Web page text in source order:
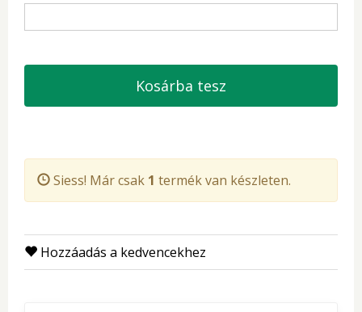
Kosárba tesz
Siess! Már csak 1 termék van készleten.
Hozzáadás a kedvencekhez